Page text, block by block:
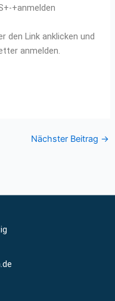
+anmelden
den Link anklicken und
anmelden.
Nächster Beitrag →